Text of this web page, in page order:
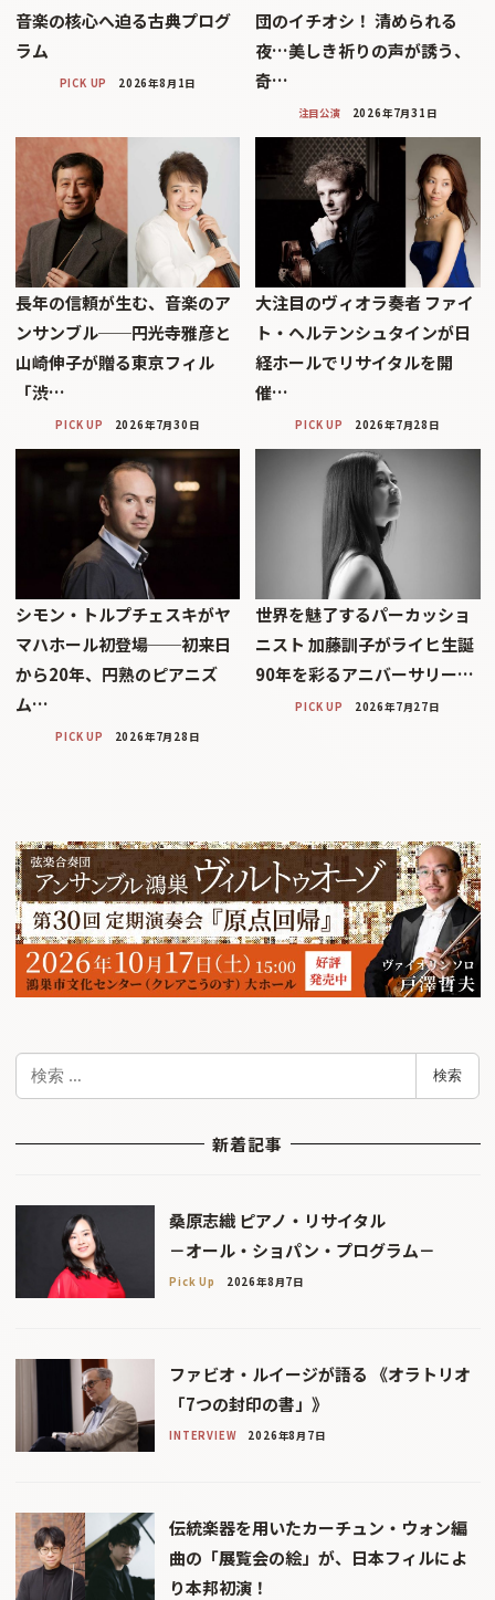
音楽の核心へ迫る古典プログ
ラム
PICK UP 2026年8月1日
団のイチオシ！ 清められる
夜…美しき祈りの声が誘う、
奇…
注目公演 2026年7月31日
長年の信頼が生む、音楽のア
ンサンブル──円光寺雅彦と
山崎伸子が贈る東京フィル
「渋…
PICK UP 2026年7月30日
大注目のヴィオラ奏者 ファイ
ト・ヘルテンシュタインが日
経ホールでリサイタルを開
催…
PICK UP 2026年7月28日
シモン・トルプチェスキがヤ
マハホール初登場──初来日
から20年、円熟のピアニズ
ム…
PICK UP 2026年7月28日
世界を魅了するパーカッショ
ニスト 加藤訓子がライヒ生誕
90年を彩るアニバーサリー…
PICK UP 2026年7月27日
検
検索
新着記事
桑原志織 ピアノ・リサイタル
－オール・ショパン・プログラム－
Pick Up 2026年8月7日
ファビオ・ルイージが語る 《オラトリオ
「7つの封印の書」》
INTERVIEW 2026年8月7日
伝統楽器を用いたカーチュン・ウォン編
曲の「展覧会の絵」が、日本フィルによ
り本邦初演！